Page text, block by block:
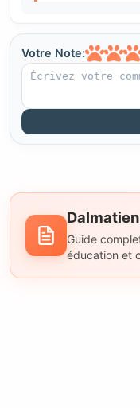
Votre Note:
Guide
éducation et